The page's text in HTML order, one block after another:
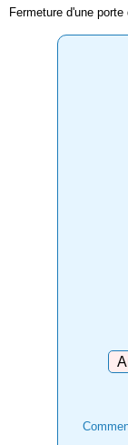
Fermeture d'une